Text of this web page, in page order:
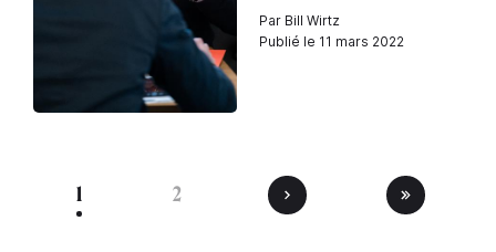
Par Bill Wirtz
Publié le 11 mars 2022
1 2